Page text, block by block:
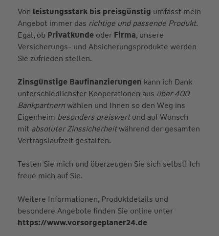
Von leistungsstark bis preisgünstig umfasst mein
Angebot immer das richtige und passende Produkt.
Egal, ob PrivatkundeoderFirma, unsere
Versicherungs- und Absicherungsprodukte werden
Sie zufrieden stellen.
Zinsgünstige Baufinanzierungen kann ich Dank
unterschiedlichster Kooperationen aus über 400
Bankpartnernwählen und Ihnen so den Weg ins
Eigenheim besonders preiswertund auf Wunsch
mit absoluter Zinssicherheitwährend der gesamten
Vertragslaufzeit gestalten.
Testen Sie mich und überzeugen Sie sich selbst! Ich
freue mich auf Sie.
Weitere Informationen, Produktdetails und
besondere Angebote finden Sie online unter
https://www.vorsorgeplaner24.de